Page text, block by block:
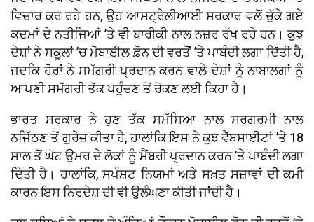
ਵਿਚਾਰ ਕਰ ਰਹੇ ਹਨ, ਉਹ ਆਸਟ੍ਰੇਲੀਆਈ ਸਰਕਾਰ ਵਲੋਂ ਚੁੱਕੇ ਗਏ
ਕਦਮਾਂ ਦੇ ਨਤੀਜਿਆਂ ’ਤੇ ਵੀ ਬਾਰੀਕੀ ਨਾਲ ਨਜ਼ਰ ਰੱਖ ਰਹੇ ਹਨ। ਕੁਝ
ਦੇਸ਼ਾਂ ਨੇ ਸਕੂਲਾਂ ’ਚ ਮੋਬਾਈਲ ਫ਼ੋਨ ਦੀ ਵਰਤੋਂ ’ਤੇ ਪਾਬੰਦੀ ਲਗਾ ਦਿੱਤੀ ਹੈ,
ਜਦਕਿ ਹੋਰਾਂ ਨੇ ਸਮੱਗਰੀ ਪ੍ਰਦਾਨ ਕਰਨ ਵਾਲੇ ਦੇਸ਼ਾਂ ਨੂੰ ਨਾਬਾਲਗਾਂ ਨੂੰ
ਆਪਣੀ ਸਮੱਗਰੀ ਤੱਕ ਪਹੁੰਚਣ ਤੋਂ ਰੋਕਣ ਲਈ ਕਿਹਾ ਹੈ।
ਭਾਰਤ ਸਰਕਾਰ ਨੇ ਹੁਣ ਤੱਕ ਸਮੱਸਿਆ ਨਾਲ ਸਰਗਰਮੀ ਨਾਲ
ਨਜਿੱਠਣ ਤੋਂ ਗੁਰੇਜ਼ ਕੀਤਾ ਹੈ, ਹਾਲਾਂਕਿ ਇਸ ਨੇ ਕੁਝ ਵੈੱਬਸਾਈਟਾਂ ’ਤੇ 18
ਸਾਲ ਤੋਂ ਘੱਟ ਉਮਰ ਦੇ ਲੋਕਾਂ ਨੂੰ ਮੈਂਬਰੀ ਪ੍ਰਦਾਨ ਕਰਨ ’ਤੇ ਪਾਬੰਦੀ ਲਗਾ
ਦਿੱਤੀ ਹੈ। ਹਾਲਾਂਕਿ, ਸਪੱਸ਼ਟ ਨਿਯਮਾਂ ਅਤੇ ਸਖ਼ਤ ਸਜ਼ਾਵਾਂ ਦੀ ਕਮੀ
ਕਾਰਨ ਇਸ ਨਿਰਦੇਸ਼ ਦੀ ਵੀ ਉਲੰਘਣਾ ਕੀਤੀ ਜਾਂਦੀ ਹੈ।